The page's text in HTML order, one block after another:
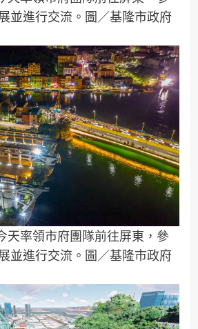
並進行交流。圖／基隆市政府
天率領市府團隊前往屏東，參
並進行交流。圖／基隆市政府